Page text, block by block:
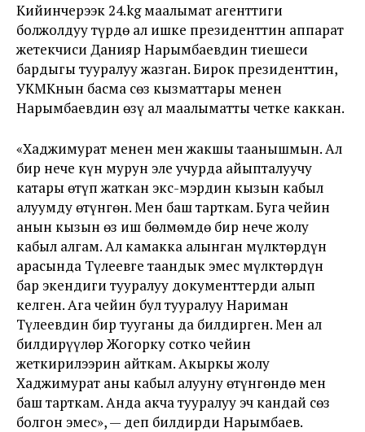
Кийинчерээк 24.kg маалымат агенттиги
болжолдуу түрдө ал ишке президенттин аппарат
жетекчиси Данияр Нарымбаевдин тиешеси
бардыгы тууралуу жазган. Бирок президенттин,
УКМКнын басма сөз кызматтары менен
Нарымбаевдин өзү ал маалыматты четке каккан.
«Хаджимурат менен мен жакшы таанышмын. Ал
бир нече күн мурун эле учурда айыпталуучу
катары өтүп жаткан экс-мэрдин кызын кабыл
алуумду өтүнгөн. Мен баш тарткам. Буга чейин
анын кызын өз иш бөлмөмдө бир нече жолу
кабыл алгам. Ал камакка алынган мүлктөрдүн
арасында Түлеевге таандык эмес мүлктөрдүн
бар экендиги тууралуу документтерди алып
келген. Ага чейин бул тууралуу Нариман
Түлеевдин бир тууганы да билдирген. Мен ал
билдирүүлөр Жогорку сотко чейин
жеткирилээрин айткам. Акыркы жолу
Хаджимурат аны кабыл алууну өтүнгөндө мен
баш тарткам. Анда акча тууралуу эч кандай сөз
болгон эмес», — деп билдирди Нарымбаев.